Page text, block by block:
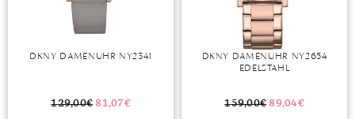
DKNY DAMENUHR NY2341
129,00€ 81,07€
DKNY DAMENUHR NY2654
EDELSTAHL
159,00€ 89,04€